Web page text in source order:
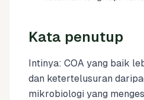
Kata penutup
Intinya: COA yang baik
dan ketertelusuran
mikrobiologi yang